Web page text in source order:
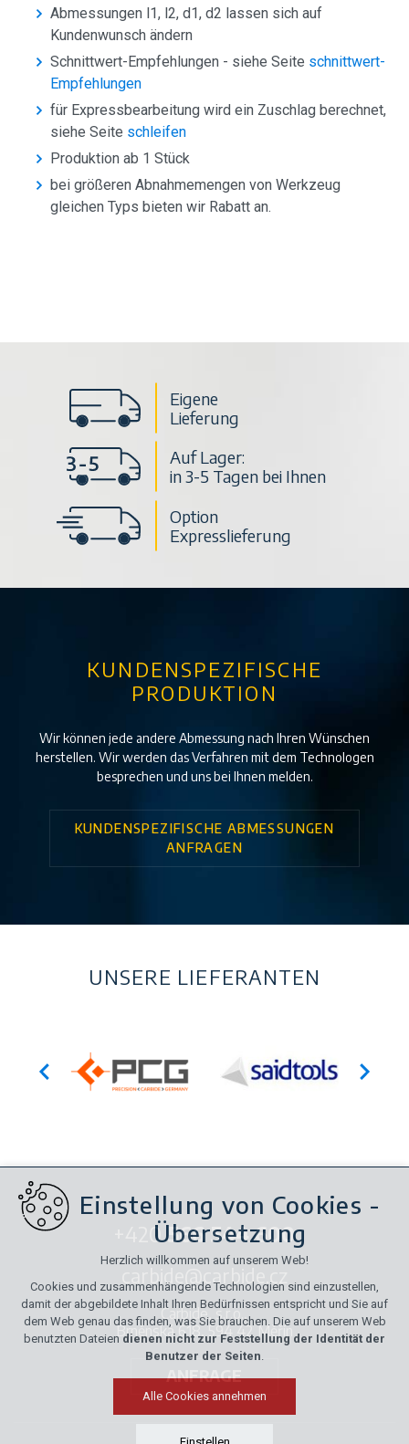
Abmessungen l1, l2, d1, d2 lassen sich auf
Kundenwunsch ändern
Schnittwert-Empfehlungen - siehe Seite schnittwert-
Empfehlungen
für Expressbearbeitung wird ein Zuschlag berechnet,
siehe Seite schleifen
Produktion ab 1 Stück
bei größeren Abnahmemengen von Werkzeug
gleichen Typs bieten wir Rabatt an.
Eigene
Lieferung
Auf Lager:
in 3-5 Tagen bei Ihnen
Option
Expresslieferung
KUNDENSPEZIFISCHE
PRODUKTION
Wir können jede andere Abmessung nach Ihren Wünschen
herstellen. Wir werden das Verfahren mit dem Technologen
besprechen und uns bei Ihnen melden.
KUNDENSPEZIFISCHE ABMESSUNGEN
ANFRAGEN
UNSERE LIEFERANTEN
+420566 544 600
carbide@carbide.cz
Carbide, s.r.o.,
Brněnská 618, 594 42 Měřín
ANFRAGE
Einstellung von Cookies -
Übersetzung
Herzlich willkommen auf unserem Web!
Cookies und zusammenhängende Technologien sind einzustellen,
damit der abgebildete Inhalt Ihren Bedürfnissen entspricht und Sie auf
dem Web genau das finden, was Sie brauchen. Die auf unserem Web
benutzten Dateien dienen nicht zur Feststellung der Identität der
Benutzer der Seiten.
Alle Cookies annehmen